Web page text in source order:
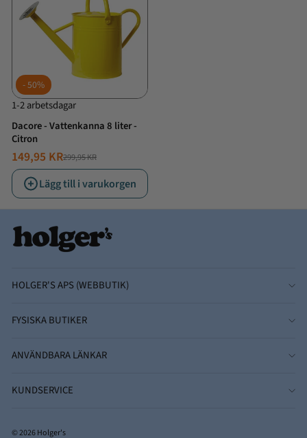
50%
1-2 arbetsdagar
Dacore - Vattenkanna 8 liter -
Citron
NORMALT
PRIS
299,95 KR
ERBJUDANDE
PRIS
149,95 KR
Lägg till i varukorgen
HOLGER'S APS (WEBBUTIK)
FYSISKA BUTIKER
ANVÄNDBARA LÄNKAR
KUNDSERVICE
© 2026 Holger's